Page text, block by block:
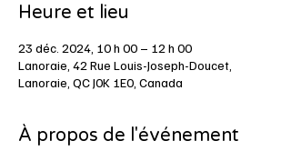
Heure et lieu
23 déc. 2024, 10 h 00 – 12 h 00
Lanoraie, 42 Rue Louis-Joseph-Doucet,
Lanoraie, QC J0K 1E0, Canada
À propos de l'événement